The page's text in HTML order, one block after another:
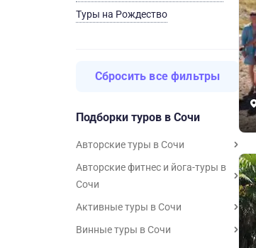
Туры на Рождество
Сбросить все фильтры
Подборки туров в Сочи
Авторские туры в Сочи
Авторские фитнес и йога-туры в
Сочи
Активные туры в Сочи
Винные туры в Сочи